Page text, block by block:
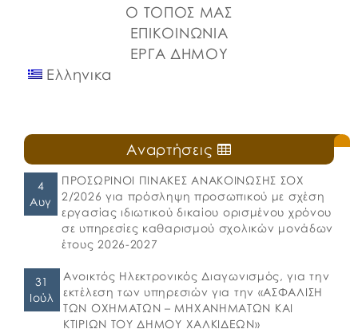
Ο ΤΟΠΟΣ ΜΑΣ
ΕΠΙΚΟΙΝΩΝΙΑ
ΕΡΓΑ ΔΗΜΟΥ
Ελληνικα
Αναρτήσεις
4
Αυγ
ΠΡΟΣΩΡΙΝΟΙ ΠΙΝΑΚΕΣ ΑΝΑΚΟΙΝΩΣΗΣ ΣΟΧ
2/2026 για πρόσληψη προσωπικού με σχέση
εργασίας ιδιωτικού δικαίου ορισμένου χρόνου
σε υπηρεσίες καθαρισμού σχολικών μονάδων
έτους 2026-2027
31
Ιούλ
Ανοικτός Ηλεκτρονικός Διαγωνισμός, για την
εκτέλεση των υπηρεσιών για την «ΑΣΦΑΛΙΣΗ
ΤΩΝ ΟΧΗΜΑΤΩΝ – ΜΗΧΑΝΗΜΑΤΩΝ ΚΑΙ
ΚΤΙΡΙΩΝ ΤΟΥ ΔΗΜΟΥ ΧΑΛΚΙΔΕΩΝ»